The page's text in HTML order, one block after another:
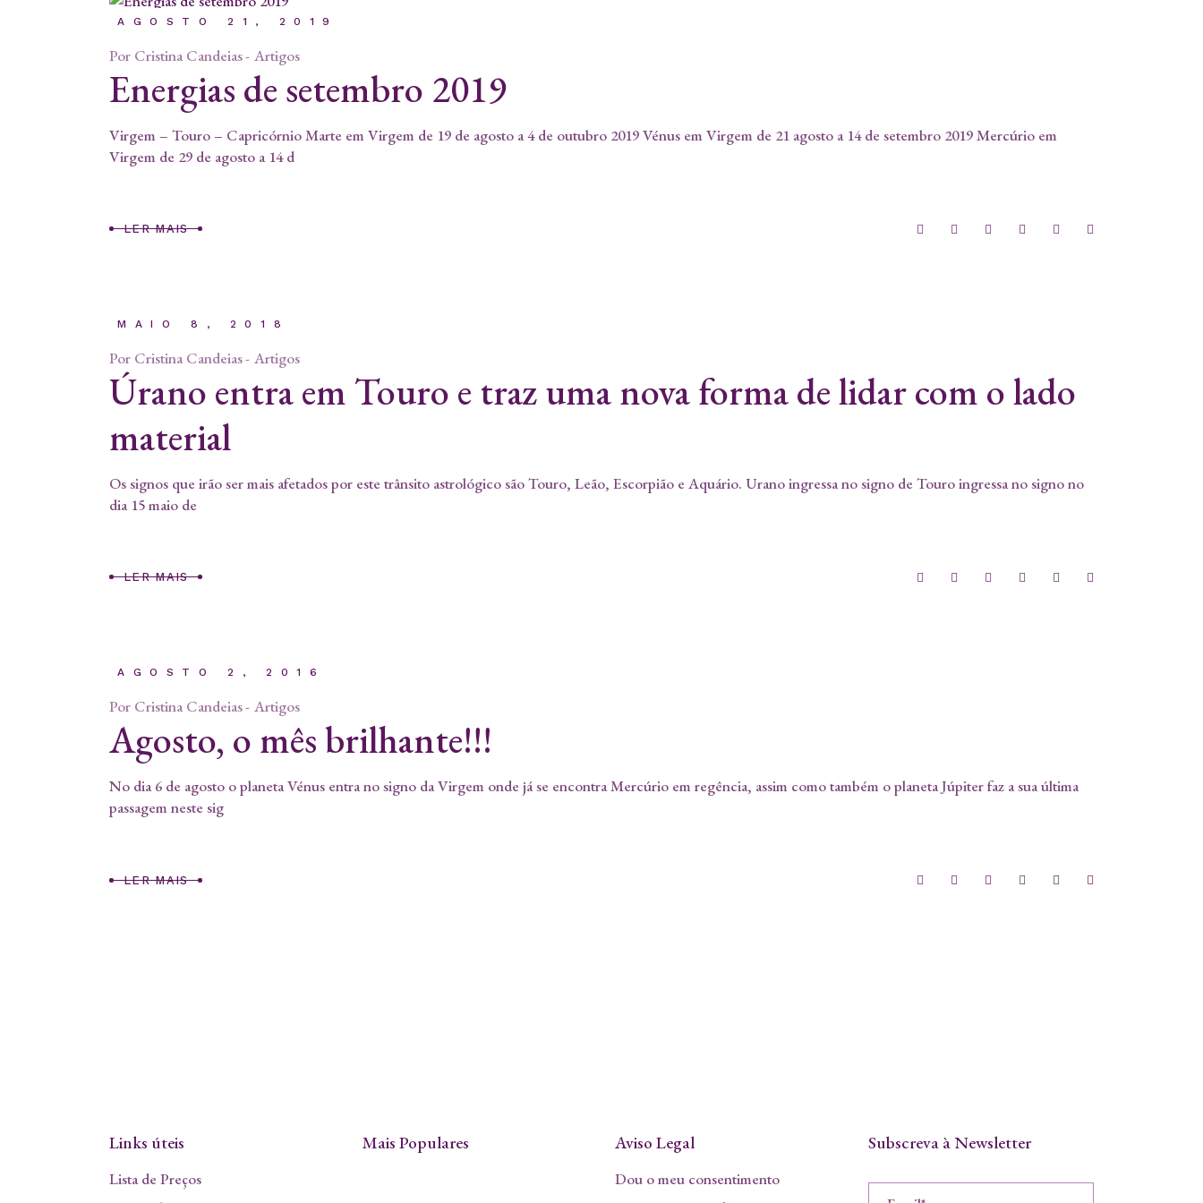
AGOSTO 21, 2019
Por Cristina Candeias Artigos
Energias de setembro 2019
Virgem – Touro – Capricórnio Marte em Virgem de 19 de agosto a 4 de outubro 2019 Vénus em Virgem de 21 agosto a 14 de setembro 2019 Mercúrio em
Virgem de 29 de agosto a 14 d
LER MAIS
MAIO 8, 2018
Por Cristina Candeias Artigos
Úrano entra em Touro e traz uma nova forma de lidar com o lado
material
Os signos que irão ser mais afetados por este trânsito astrológico são Touro, Leão, Escorpião e Aquário. Urano ingressa no signo de Touro ingressa no signo no
dia 15 maio de
LER MAIS
AGOSTO 2, 2016
Por Cristina Candeias Artigos
Agosto, o mês brilhante!!!
No dia 6 de agosto o planeta Vénus entra no signo da Virgem onde já se encontra Mercúrio em regência, assim como também o planeta Júpiter faz a sua última
passagem neste sig
LER MAIS
Links úteis
Lista de Preços
Mais Populares Aviso Legal
Dou o meu consentimento
Subscreva à Newsletter